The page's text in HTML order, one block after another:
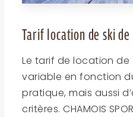
Tarif location de ski
Le tarif de location de
variable en fonction
pratique, mais aussi
critères. CHAMOIS